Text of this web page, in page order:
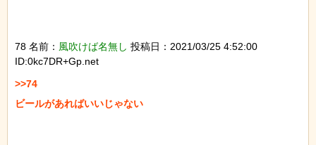
78 名前： 風吹けば名無し 投稿日：2021/03/25 4:52:00
ID:0kc7DR+Gp.net
>>74
ビールがあればいいじゃない